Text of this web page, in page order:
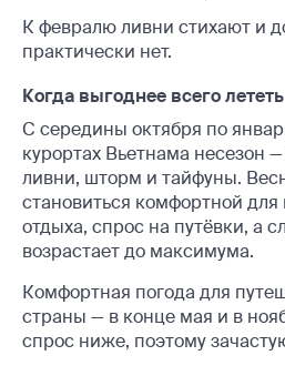
К февралю ливни стихают и
практически нет.
Когда выгоднее всего лететь
С середины октября по
курортах Вьетнама несезон
ливни, шторм и тайфуны.
становиться комфортной
отдыха, спрос на путёвки, а
возрастает до максимума.
Комфортная погода для
страны — в конце мая и в
спрос ниже, поэтому